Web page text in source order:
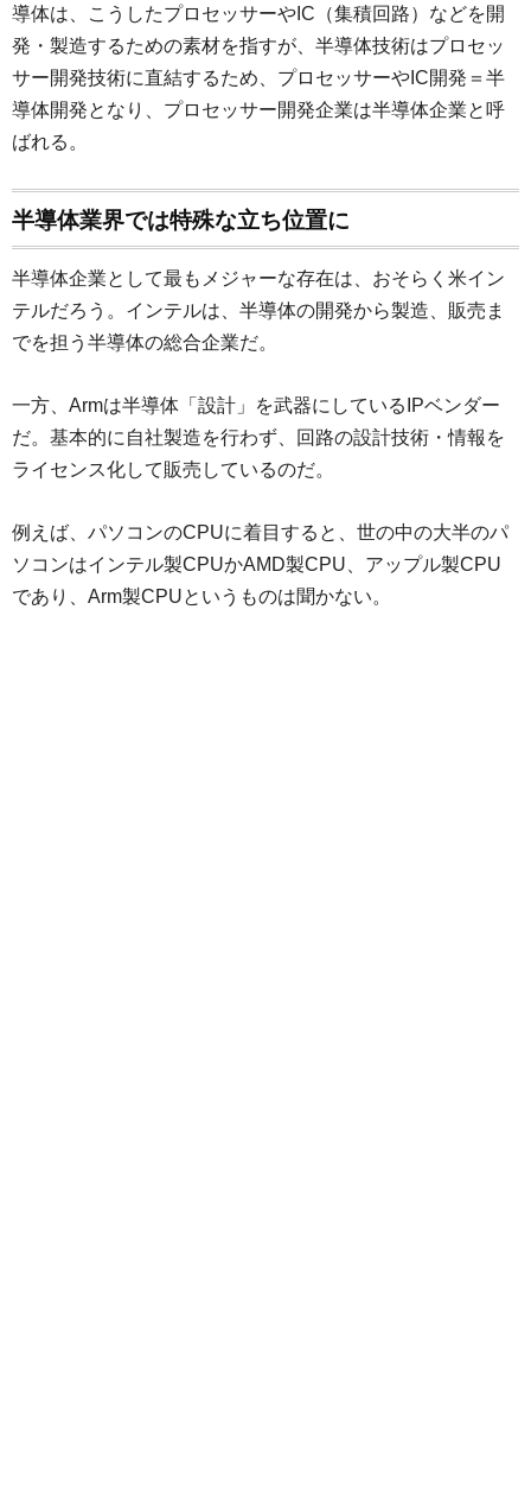
導体は、こうしたプロセッサーやIC（集積回路）などを開
発・製造するための素材を指すが、半導体技術はプロセッ
サー開発技術に直結するため、プロセッサーやIC開発＝半
導体開発となり、プロセッサー開発企業は半導体企業と呼
ばれる。
半導体業界では特殊な立ち位置に
半導体企業として最もメジャーな存在は、おそらく米イン
テルだろう。インテルは、半導体の開発から製造、販売ま
でを担う半導体の総合企業だ。
一方、Armは半導体「設計」を武器にしているIPベンダー
だ。基本的に自社製造を行わず、回路の設計技術・情報を
ライセンス化して販売しているのだ。
例えば、パソコンのCPUに着目すると、世の中の大半のパ
ソコンはインテル製CPUかAMD製CPU、アップル製CPU
であり、Arm製CPUというものは聞かない。